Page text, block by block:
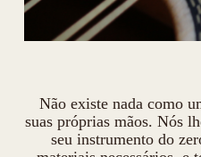
Não existe nada como
suas próprias mãos. Nós
seu instrumento do